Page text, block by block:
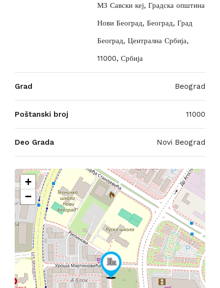
МЗ Савски кеј, Градска општина
Нови Београд, Београд, Град
Београд, Централна Србија,
11000, Србија
Grad Beograd
Poštanski broj 11000
Deo Grada Novi Beograd
+
−